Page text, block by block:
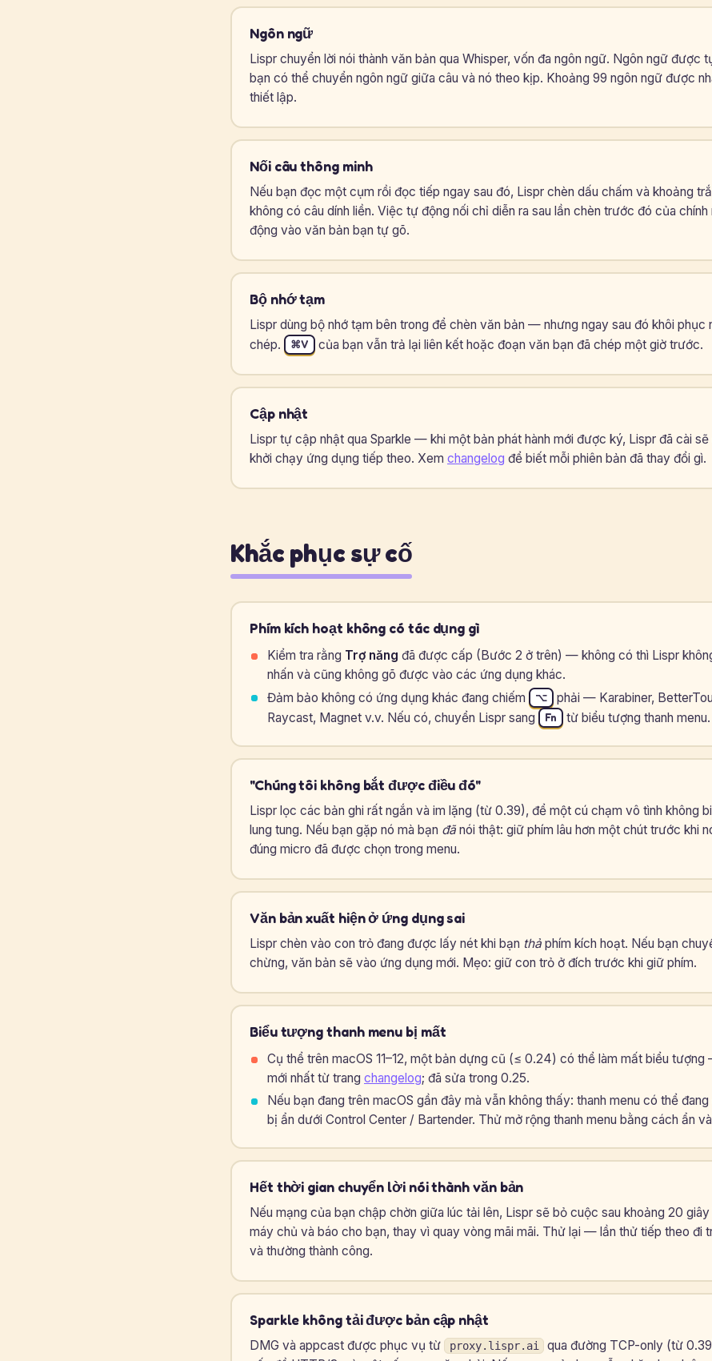
Ngôn ngữ
Lispr chuyển lời nói thành văn bản qua Whisper, vốn đa ngôn ngữ. Ngôn ngữ được
bạn có thể chuyển ngôn ngữ giữa câu và nó theo kịp. Khoảng 99 ngôn ngữ được
thiết lập.
Nối câu thông minh
Nếu bạn đọc một cụm rồi đọc tiếp ngay sau đó, Lispr chèn dấu chấm và khoảng
không có câu dính liền. Việc tự động nối chỉ diễn ra sau lần chèn trước đó của chính
động vào văn bản bạn tự gõ.
Bộ nhớ tạm
Lispr dùng bộ nhớ tạm bên trong để chèn văn bản — nhưng ngay sau đó khôi phục
chép.
⌘V của bạn vẫn trả lại liên kết hoặc đoạn văn bạn đã chép một giờ trước.
Cập nhật
Lispr tự cập nhật qua Sparkle — khi một bản phát hành mới được ký, Lispr đã cài sẽ
khởi chạy ứng dụng tiếp theo. Xem changelog để biết mỗi phiên bản đã thay đổi gì.
Khắc phục sự cố
Phím kích hoạt không có tác dụng gì
Kiểm tra rằng Trợ năng đã được cấp (Bước 2 ở trên) — không có thì Lispr
nhấn và cũng không gõ được vào các ứng dụng khác.
Đảm bảo không có ứng dụng khác đang chiếm
⌥ phải — Karabiner,
Raycast, Magnet v.v. Nếu có, chuyển Lispr sang
Fn từ biểu tượng thanh menu.
"Chúng tôi không bắt được điều đó"
Lispr lọc các bản ghi rất ngắn và im lặng (từ 0.39), để một cú chạm vô tình không
lung tung. Nếu bạn gặp nó mà bạn đã nói thật: giữ phím lâu hơn một chút trước khi
đúng micro đã được chọn trong menu.
Văn bản xuất hiện ở ứng dụng sai
Lispr chèn vào con trỏ đang được lấy nét khi bạn thả phím kích hoạt. Nếu bạn
chừng, văn bản sẽ vào ứng dụng mới. Mẹo: giữ con trỏ ở đích trước khi giữ phím.
Biểu tượng thanh menu bị mất
Cụ thể trên macOS 11–12, một bản dựng cũ (≤ 0.24) có thể làm mất biểu
mới nhất từ trang changelog; đã sửa trong 0.25.
Nếu bạn đang trên macOS gần đây mà vẫn không thấy: thanh menu có thể
bị ẩn dưới Control Center / Bartender. Thử mở rộng thanh menu bằng cách ẩn
Hết thời gian chuyển lời nói thành văn bản
Nếu mạng của bạn chập chờn giữa lúc tải lên, Lispr sẽ bỏ cuộc sau khoảng 20
máy chủ và báo cho bạn, thay vì quay vòng mãi mãi. Thử lại — lần thử tiếp theo đi
và thường thành công.
Sparkle không tải được bản cập nhật
DMG và appcast được phục vụ từ proxy.lispr.ai
qua đường TCP-only (từ